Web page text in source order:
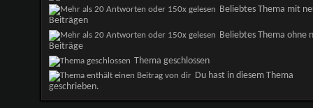
Beliebtes Thema mit
Beiträgen
Beliebtes Thema ohne
Beiträge
Thema geschlossen
Du hast in diesem Thema
geschrieben.